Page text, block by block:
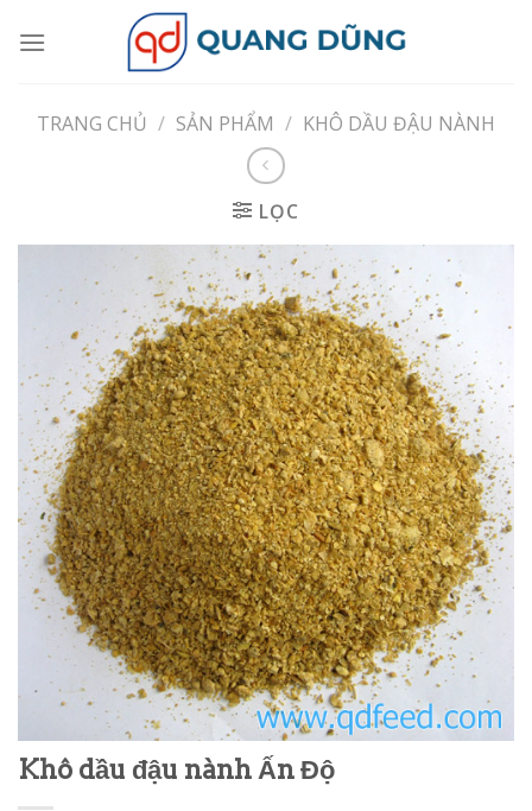
TRANG CHỦ / SẢN PHẨM / KHÔ DẦU ĐẬU NÀNH
LỌC
Khô dầu đậu nành Ấn Độ